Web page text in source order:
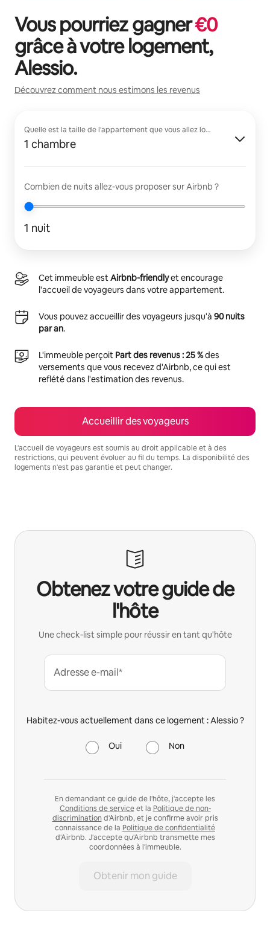
Vous pourriez gagner€0
grâce à votre logement,
Alessio.
Découvrez comment nous estimons les revenus
Quelle est la taille de l'appartement que vous allez louer ?
1 chambre
Combien de nuits allez-vous proposer sur Airbnb ?
1 nuit
Cet immeuble estAirbnb-friendlyet encourage
l'accueil de voyageurs dans votre appartement.
Vous pouvez accueillir des voyageurs jusqu'à 90 nuits
par an.
L'immeuble perçoit Part des revenus : 25 %des
versements que vous recevez d'Airbnb, ce qui est
reflété dans l'estimation des revenus.
Accueillir des voyageurs
L'accueil de voyageurs est soumis au droit applicable et à des
restrictions, qui peuvent évoluer au fil du temps. La disponibilité des
logements n'est pas garantie et peut changer.
Obtenez votre guide de
l'hôte
Une check-list simple pour réussir en tant qu'hôte
Adresse e-mail*
Habitez-vous actuellement dans ce logement : Alessio ?
Oui Non
En demandant ce guide de l'hôte, j'accepte les
Conditions de serviceet la Politique de non-
discrimination d'Airbnb, et je confirme avoir pris
connaissance de la Politique de confidentialité
d'Airbnb. J'accepte qu'Airbnb transmette mes
coordonnées à l'immeuble.
Obtenir mon guide